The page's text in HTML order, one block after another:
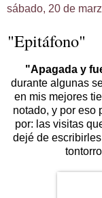
sábado, 20 de
"Epitáfono"
"Apagada y
durante algunas
en mis mejores
notado, y por eso
por: las visitas
dejé de